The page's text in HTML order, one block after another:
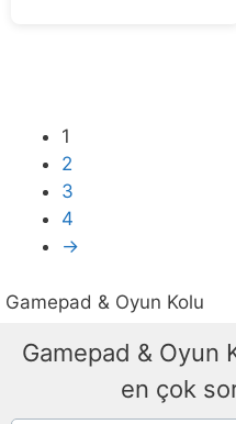
1
2
3
4
→
Gamepad & Oyun Kolu
Gamepad & Oyun
en çok